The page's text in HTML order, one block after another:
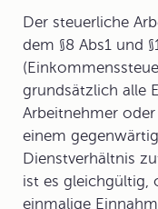
Der steuerliche
dem §8 Abs1 und
grundsätzlich alle
Arbeitnehmer
einem
Dienstverhältnis
ist es gleichgültig,
einmalige